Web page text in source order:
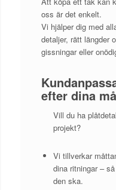
oss är det enkelt.
Vi hjälper dig med
detaljer, rätt längder
gissningar eller
efter dina
Vill du ha
projekt?
Vi tillverkar
dina ritningar –
den ska.